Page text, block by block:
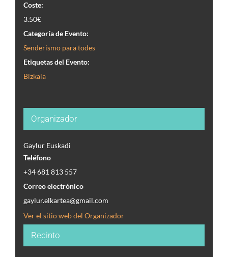
Coste:
3.50€
Categoría de Evento:
Senderismo para todes
Etiquetas del Evento:
Bizkaia
Recinto
Organizador
Gaylur Euskadi
Teléfono
+34 681 813 557
Correo electrónico
gaylur.elkartea@gmail.com
Ver el sitio web del Organizador